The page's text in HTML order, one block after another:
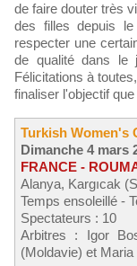
de faire douter très
des filles depuis
respecter une
de qualité dans le
Félicitations à
finaliser l'objectif
Turkish
Dimanche 4 mars
FRANCE -
Alanya, Kargıcak
Temps ensoleillé -
Spectateurs : 10
Arbitres : Igor
(Moldavie) et Maria